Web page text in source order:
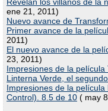
ene 21, 2011)
Nuevo avance de
Primer avance de la
2011)
El nuevo avance de la
23, 2011)
Impresiones de la
Linterna Verde, el
Impresiones de la
Control). 8.5 de 10 ( may